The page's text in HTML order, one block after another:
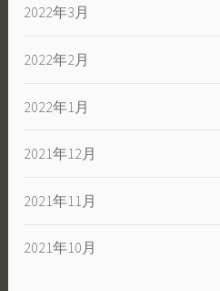
2022年3月
2022年2月
2022年1月
2021年12月
2021年11月
2021年10月